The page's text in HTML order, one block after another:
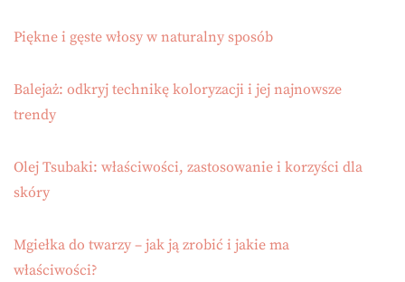
Piękne i gęste włosy w naturalny sposób
Balejaż: odkryj technikę koloryzacji i jej najnowsze
trendy
Olej Tsubaki: właściwości, zastosowanie i korzyści dla
skóry
Mgiełka do twarzy – jak ją zrobić i jakie ma
właściwości?